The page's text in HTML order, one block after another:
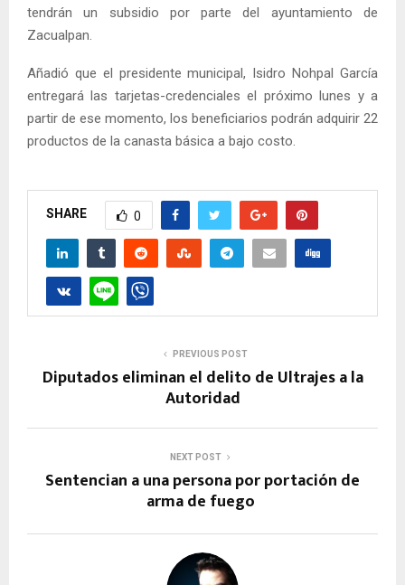
tendrán un subsidio por parte del ayuntamiento de
Zacualpan.
Añadió que el presidente municipal, Isidro Nohpal García
entregará las tarjetas-credenciales el próximo lunes y a
partir de ese momento, los beneficiarios podrán adquirir 22
productos de la canasta básica a bajo costo.
SHARE 0
PREVIOUS POST
Diputados eliminan el delito de Ultrajes a la
Autoridad
NEXT POST
Sentencian a una persona por portación de
arma de fuego